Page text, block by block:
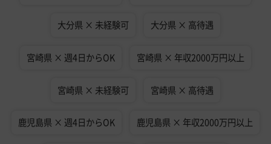
大分県 × 未経験可 大分県 × 高待遇
宮崎県 × 週4日からOK 宮崎県 × 年収2000万円以上
宮崎県 × 未経験可 宮崎県 × 高待遇
鹿児島県 × 週4日からOK 鹿児島県 × 年収2000万円以上